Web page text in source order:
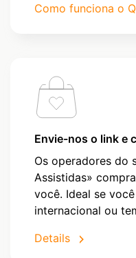
Como funciona o
Envie-nos o link e
Os operadores do
Assistidas»
você. Ideal se
internacional ou
Details